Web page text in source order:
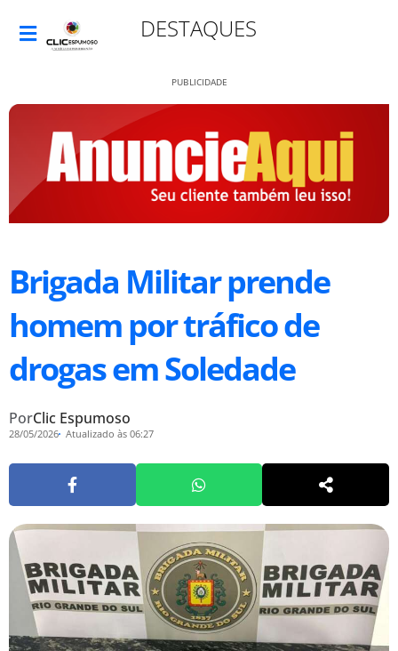
DESTAQUES
PUBLICIDADE
Brigada Militar prende
homem por tráfico de
drogas em Soledade
PorClic Espumoso
28/05/2026 Atualizado às 06:27